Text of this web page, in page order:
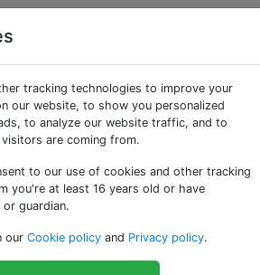
ich mit
in
um?
tracking technologies to improve your
our website, to show you personalized
to analyze our website traffic, and to
are coming from.
to our use of cookies and other tracking
you're at least 16 years old or have
guardian.
our Cookie policy and Privacy policy.